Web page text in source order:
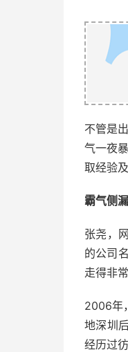
不管是
气一夜
取经验
霸气侧
张尧，
的公司
走得非常
2006年
地深圳
经历过